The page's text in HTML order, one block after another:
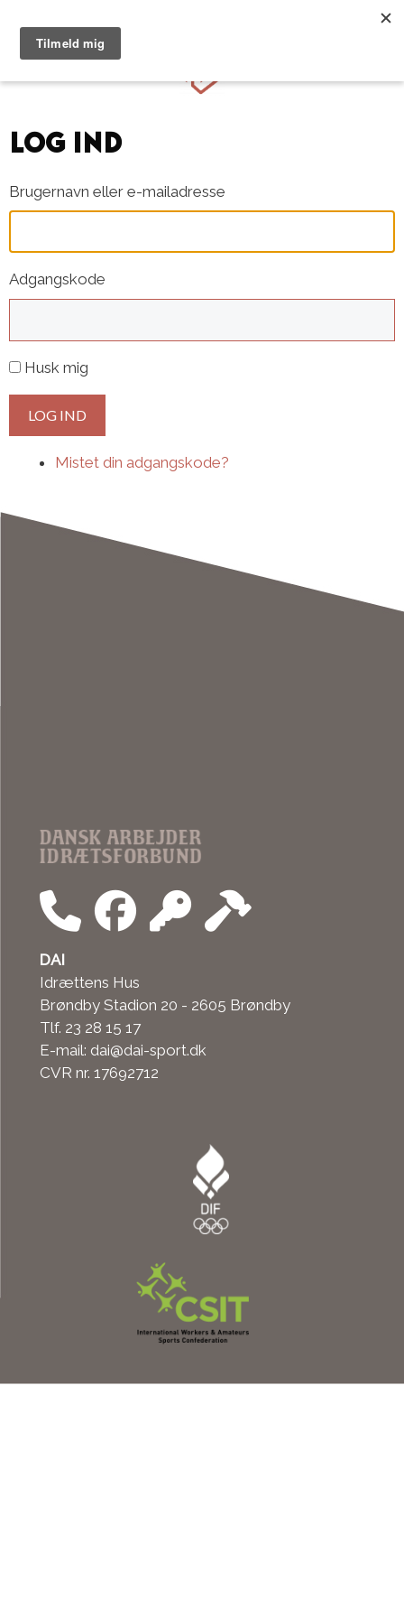
indhold
Log ind
Brugernavn eller e-mailadresse
Adgangskode
Husk mig
LOG IND
Mistet din adgangskode?
DAI
Idrættens Hus
Brøndby Stadion 20 - 2605 Brøndby
Tlf. 23 28 15 17
E-mail: dai@dai-sport.dk
CVR nr. 17692712